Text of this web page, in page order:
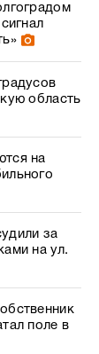
область
на
за
на ул.
поле в